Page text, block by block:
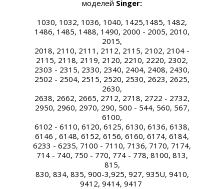
моделей Singer:
1030, 1032, 1036, 1040, 1425,1485, 1482,
1486, 1485, 1488, 1490, 2000 - 2005, 2010,
2015,
2018, 2110, 2111, 2112, 2115, 2102, 2104 -
2115, 2118, 2119, 2120, 2210, 2220, 2302,
2303 - 2315, 2330, 2340, 2404, 2408, 2430,
2502 - 2504, 2515, 2520, 2530, 2623, 2625,
2630,
2638, 2662, 2665, 2712, 2718, 2722 - 2732,
2950, 2960, 2970, 290, 500 - 544, 560, 567,
6100,
6102 - 6110, 6120, 6125, 6130, 6136, 6138,
6146 , 6148, 6152, 6156, 6160, 6174, 6184,
6233 - 6235, 7100 - 7110, 7136, 7170, 7174,
714 - 740, 750 - 770, 774 - 778, 8100, 813,
815,
830, 834, 835, 900-3,925, 927, 935U, 9410,
9412, 9414, 9417